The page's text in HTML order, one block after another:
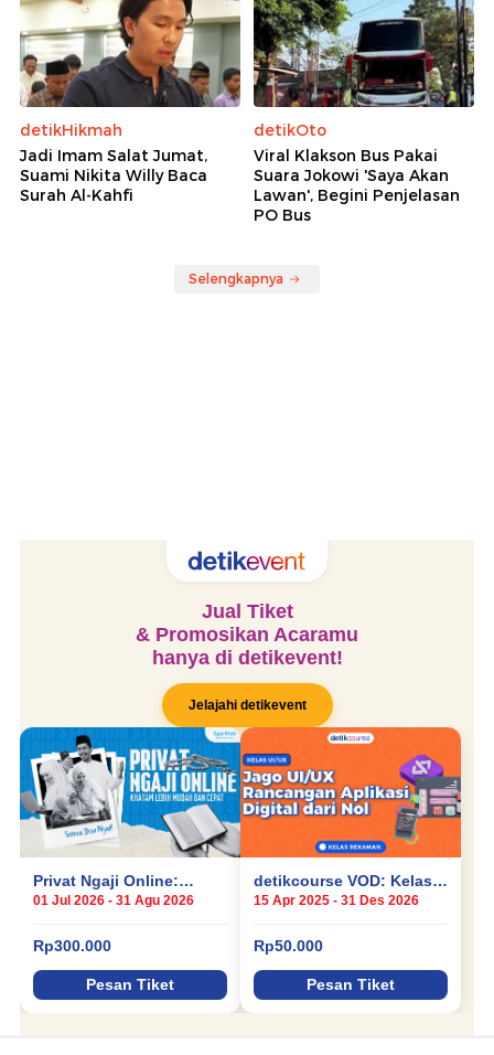
detikHikmah
Jadi Imam Salat Jumat,
Suami Nikita Willy Baca
Surah Al-Kahfi
detikOto
Viral Klakson Bus Pakai
Suara Jokowi 'Saya Akan
Lawan', Begini Penjelasan
PO Bus
Selengkapnya